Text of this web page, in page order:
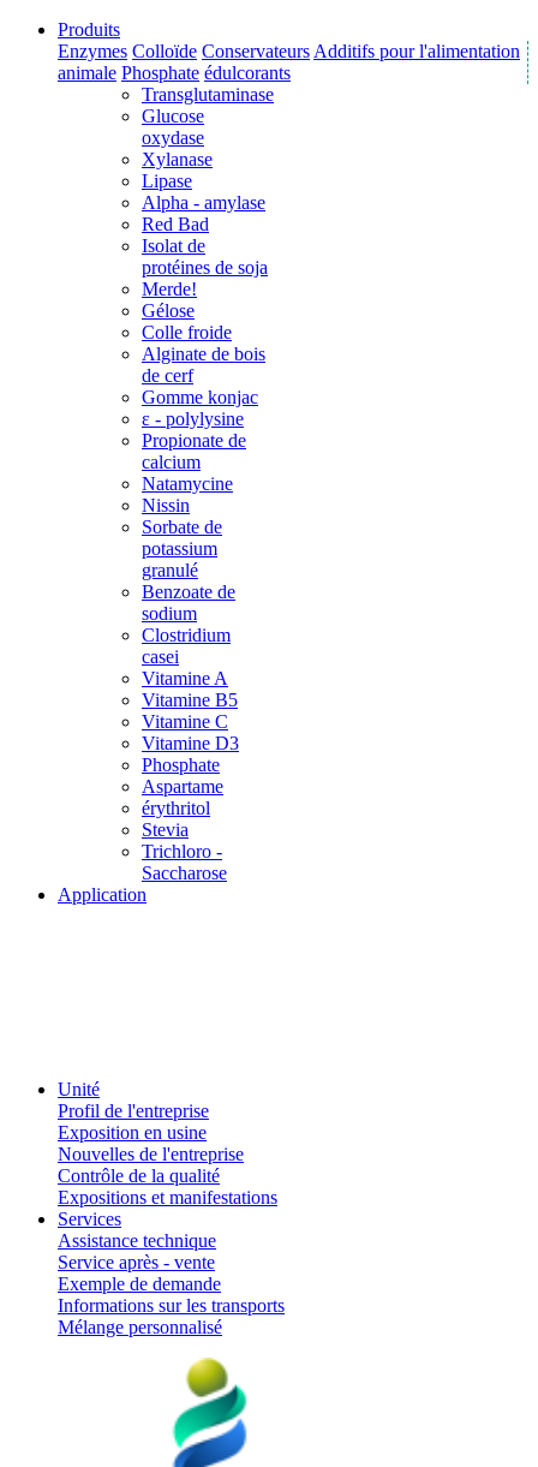
Produits
Enzymes Colloïde Conservateurs Additifs pour l'alimentation
animale Phosphate édulcorants
Transglutaminase
Glucose
oxydase
Xylanase
Lipase
Alpha - amylase
Red Bad
Isolat de
protéines de soja
Merde!
Gélose
Colle froide
Alginate de bois
de cerf
Gomme konjac
ε - polylysine
Propionate de
calcium
Natamycine
Nissin
Sorbate de
potassium
granulé
Benzoate de
sodium
Clostridium
casei
Vitamine A
Vitamine B5
Vitamine C
Vitamine D3
Phosphate
Aspartame
érythritol
Stevia
Trichloro -
Saccharose
Application
Unité
Profil de l'entreprise
Exposition en usine
Nouvelles de l'entreprise
Contrôle de la qualité
Expositions et manifestations
Services
Assistance technique
Service après - vente
Exemple de demande
Informations sur les transports
Mélange personnalisé